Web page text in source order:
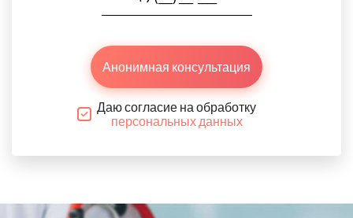
Анонимная консультация
Даю согласие на обработку
персональных данных